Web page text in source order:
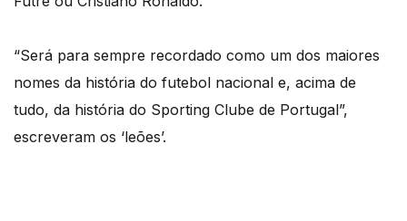
“Será para sempre recordado como um dos maiores
nomes da história do futebol nacional e, acima de
tudo, da história do Sporting Clube de Portugal”,
escreveram os ‘leões’.